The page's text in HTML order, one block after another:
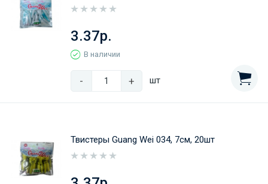
3.37р.
В наличии
- + шт
Твистеры Guang Wei 034, 7см, 20шт